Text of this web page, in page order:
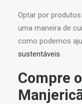
Optar por
uma maneira de
como podemos
sustentáveis.
Compre